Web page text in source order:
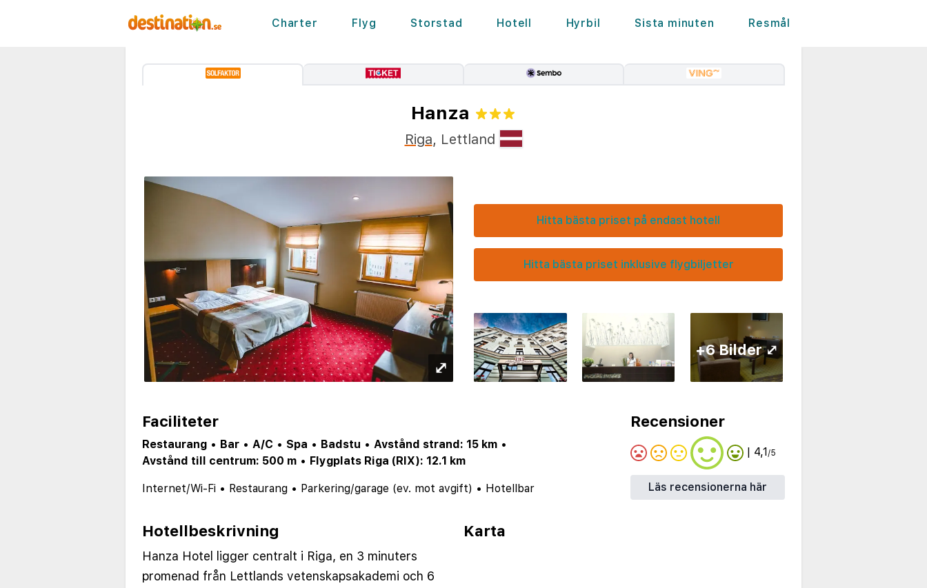
Charter Flyg Storstad Hotell Hyrbil Sista minuten Resmål
Hanza
Riga, Lettland
⤢
Hitta bästa priset på endast hotell
Hitta bästa priset inklusive flygbiljetter
+6 Bilder ⤢
Faciliteter
Restaurang • Bar • A/C • Spa • Badstu • Avstånd strand: 15 km •
Avstånd till centrum: 500 m • Flygplats Riga (RIX): 12.1 km
Internet/Wi-Fi • Restaurang • Parkering/garage (ev. mot avgift) • Hotellbar
Recensioner
| 4,1 /5
Läs recensionerna här
Hotellbeskrivning
Hanza Hotel ligger centralt i Riga, en 3 minuters
promenad från Lettlands vetenskapsakademi och 6
Karta